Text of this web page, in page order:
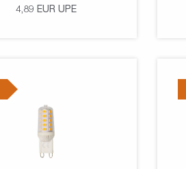
4,89 EUR UPE